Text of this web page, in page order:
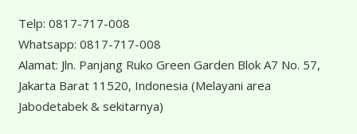
Telp: 0817-717-008
Whatsapp: 0817-717-008
Alamat: Jln. Panjang Ruko Green Garden Blok A7 No. 57,
Jakarta Barat 11520, Indonesia (Melayani area
Jabodetabek & sekitarnya)